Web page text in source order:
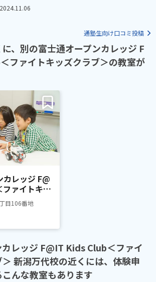
2024.11.06
通塾生向け口コミ投稿
、別の富士通オープンカレッジ F
ファイトキッズクラブ＞の教室が
レッジ F@
ァイトキッ
条校
目106番地
レッジ F@IT Kids Club＜ファイ
＞ 新潟万代校の近くには、体験申
んな教室もあります